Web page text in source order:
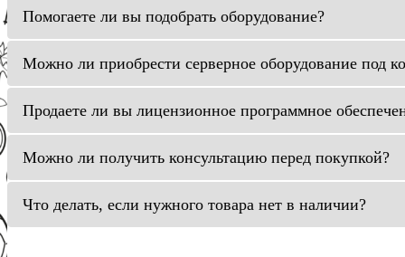
Помогаете ли вы подобрать оборудование?
Можно ли приобрести серверное оборудование под
Продаете ли вы лицензионное программное
Можно ли получить консультацию перед покупкой?
Что делать, если нужного товара нет в наличии?